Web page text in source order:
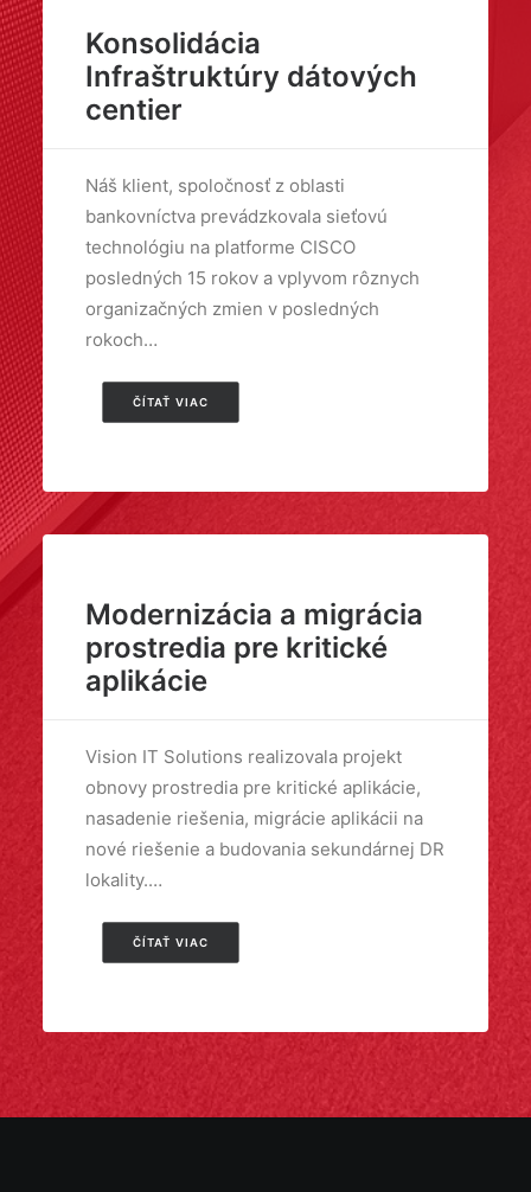
Konsolidácia
Infraštruktúry dátových
centier
Náš klient, spoločnosť z oblasti
bankovníctva prevádzkovala sieťovú
technológiu na platforme CISCO
posledných 15 rokov a vplyvom rôznych
organizačných zmien v posledných
rokoch…
ČÍTAŤ VIAC
Modernizácia a migrácia
prostredia pre kritické
aplikácie
Vision IT Solutions realizovala projekt
obnovy prostredia pre kritické aplikácie,
nasadenie riešenia, migrácie aplikácii na
nové riešenie a budovania sekundárnej DR
lokality.…
ČÍTAŤ VIAC